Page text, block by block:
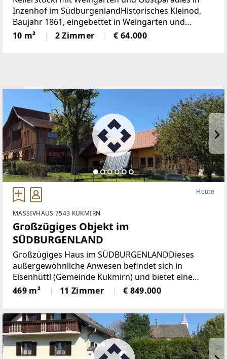
Inzenhof im SüdburgenlandHistorisches Kleinod,
Baujahr 1861, eingebettet in Weingärten und
ObstbäumeDieses charmante Kellerstöckl mit einer
Nutzfläche von ca. 23 m² und einer
10 m² 2 Zimmer € 64.000
Heute
MASSIVHAUS 7543 KUKMIRN
Großzügiges Objekt im
SÜDBURGENLAND
Großzügiges Haus im SÜDBURGENLANDDieses
außergewöhnliche Anwesen befindet sich in
Eisenhüttl (Gemeinde Kukmirn) und bietet eine
beeindruckende Kombination aus Wohnkomfort,
modernisierter Ausstattung und großzügigen
469 m² 11 Zimmer € 849.000